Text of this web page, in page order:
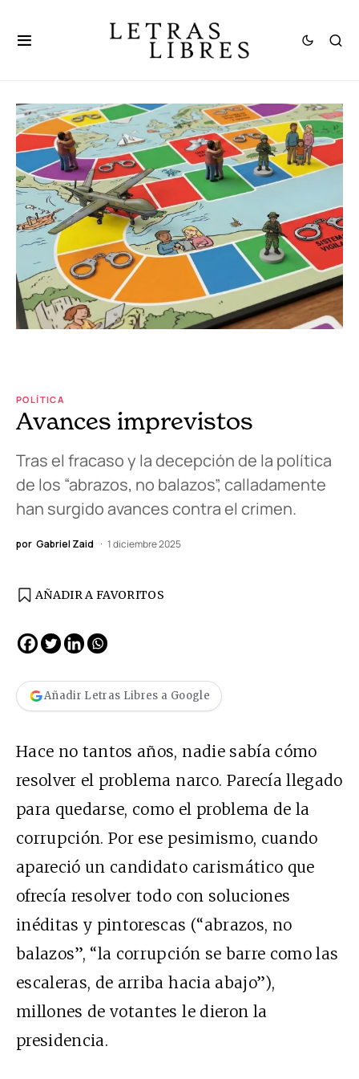
POLÍTICA
Avances imprevistos
Tras el fracaso y la decepción de la política
de los “abrazos, no balazos”, calladamente
han surgido avances contra el crimen.
por Gabriel Zaid 1 diciembre 2025
AÑADIR A FAVORITOS
Añadir Letras Libres a Google
Hace no tantos años, nadie sabía cómo
resolver el problema narco. Parecía llegado
para quedarse, como el problema de la
corrupción. Por ese pesimismo, cuando
apareció un candidato carismático que
ofrecía resolver todo con soluciones
inéditas y pintorescas (“abrazos, no
balazos”, “la corrupción se barre como las
escaleras, de arriba hacia abajo”),
millones de votantes le dieron la
presidencia.